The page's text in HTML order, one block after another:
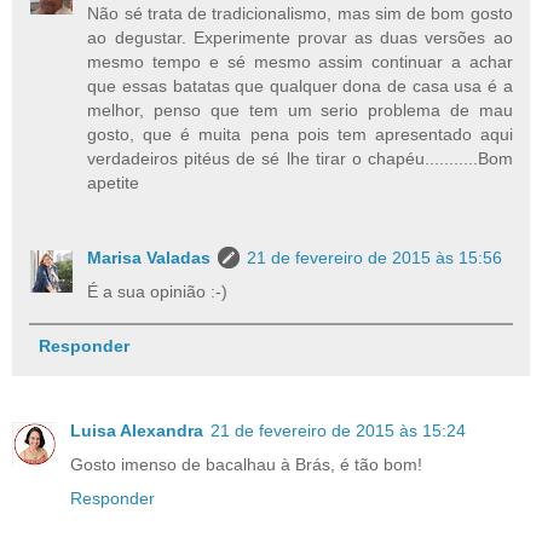
Não sé trata de tradicionalismo, mas sim de bom gosto
ao degustar. Experimente provar as duas versões ao
mesmo tempo e sé mesmo assim continuar a achar
que essas batatas que qualquer dona de casa usa é a
melhor, penso que tem um serio problema de mau
gosto, que é muita pena pois tem apresentado aqui
verdadeiros pitéus de sé lhe tirar o chapéu...........Bom
apetite
Marisa Valadas
21 de fevereiro de 2015 às 15:56
É a sua opinião :-)
Responder
Luisa Alexandra 21 de fevereiro de 2015 às 15:24
Gosto imenso de bacalhau à Brás, é tão bom!
Responder